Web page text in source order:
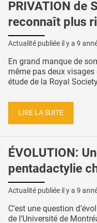
PRIVATION de
reconnaît plus
Actualité publiée il y a 9
En grand manque de
même pas deux
étude de la Royal
LIRE LA SUITE
ÉVOLUTION:
pentadactylie
Actualité publiée il y a 9
C’est une question
de l’Université de